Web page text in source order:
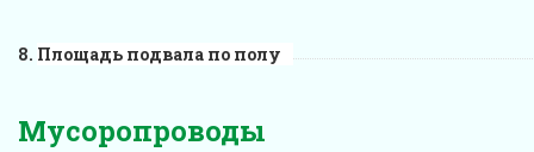
Площадь подвала по полу
Мусоропроводы